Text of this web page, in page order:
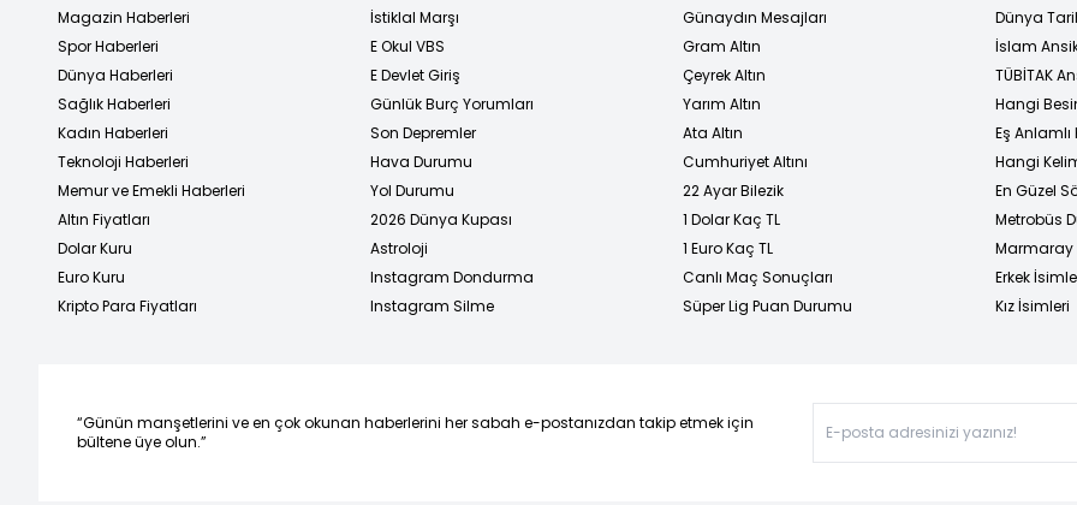
Magazin Haberleri
Spor Haberleri
Dünya Haberleri
Sağlık Haberleri
Kadın Haberleri
Teknoloji Haberleri
Memur ve Emekli Haberleri
Altın Fiyatları
Dolar Kuru
Euro Kuru
Kripto Para Fiyatları
İstiklal Marşı
E Okul VBS
E Devlet Giriş
Günlük Burç Yorumları
Son Depremler
Hava Durumu
Yol Durumu
2026 Dünya Kupası
Astroloji
Instagram Dondurma
Instagram Silme
Günaydın Mesajları
Gram Altın
Çeyrek Altın
Yarım Altın
Ata Altın
Cumhuriyet Altını
22 Ayar Bilezik
1 Dolar Kaç TL
1 Euro Kaç TL
Canlı Maç Sonuçları
Süper Lig Puan Durumu
Dünya
İslam
TÜBİTAK
Hangi
Eş
Hangi
En Güzel
Metrobüs
Marmaray
Erkek
Kız İsimleri
“Günün manşetlerini ve en çok okunan haberlerini her sabah e-postanızdan takip etmek için
bültene üye olun.”